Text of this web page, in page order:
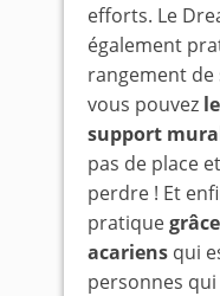
efforts. Le
également
rangement de
vous pouvez
support mura
pas de place
perdre ! Et
pratique
acariens qui
personnes